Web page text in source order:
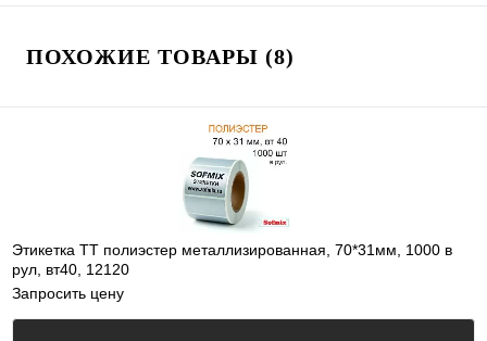
ПОХОЖИЕ ТОВАРЫ (8)
Этикетка ТТ полиэстер металлизированная, 70*31мм, 1000 в
рул, вт40, 12120
Запросить цену